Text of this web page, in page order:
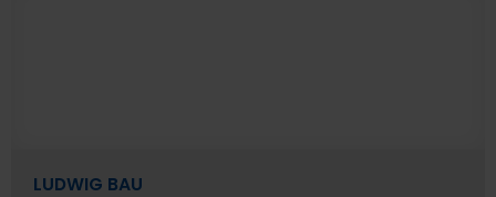
Kabelleitungstiefbau
LUDWIG BAU